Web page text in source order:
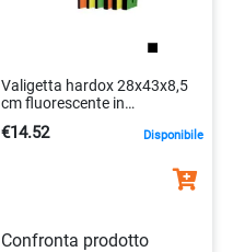
Valigetta hardox 28x43x8,5
cm fluorescente in
8010151012298
€14.52 Disponibile
Confronta prodotto